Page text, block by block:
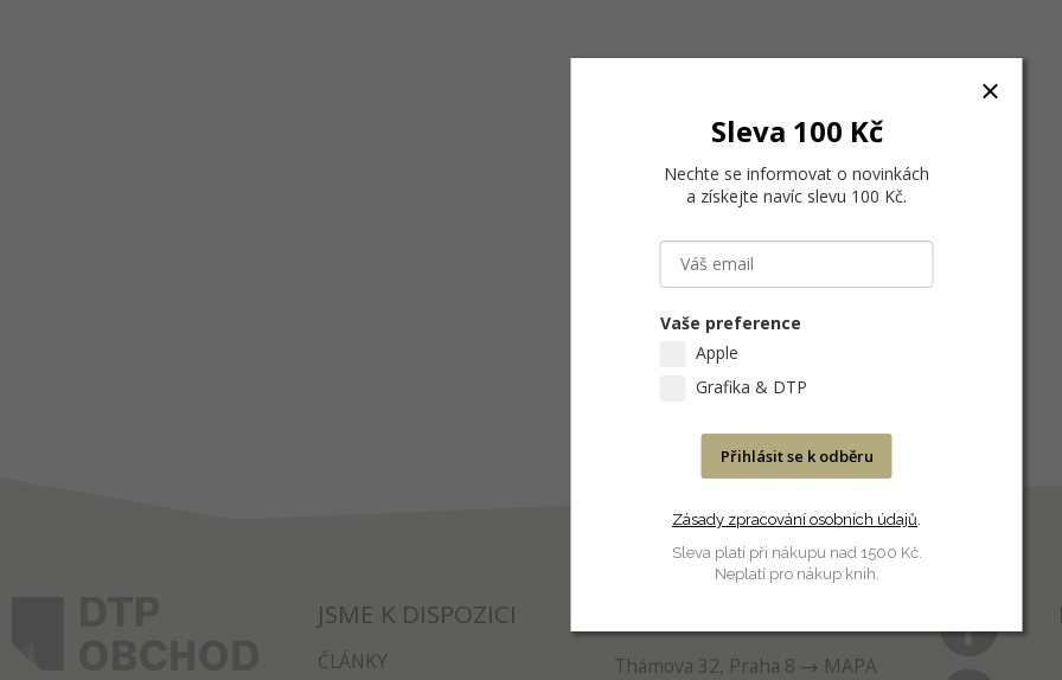
JSME K DISPOZICI
ČLÁNKY Thámova 32, Praha 8
MAPA
Sleva 100 Kč
Nechte se informovat o novinkách
a získejte navíc slevu 100 Kč.
Vaše preference
Apple
Grafika & DTP
Přihlásit se k odběru
Zásady zpracování osobních údajů.
Sleva platí při nákupu nad 1500 Kč.
Neplatí pro nákup knih.